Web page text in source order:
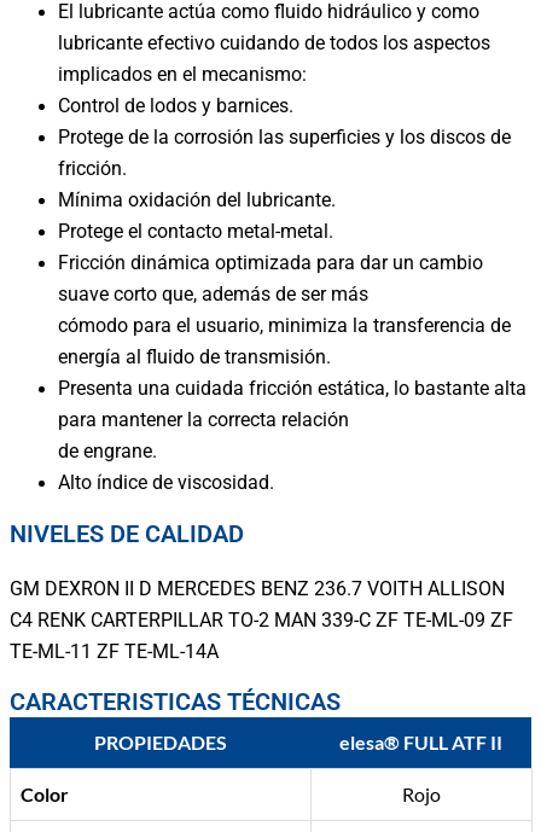
El lubricante actúa como fluido hidráulico y como
lubricante efectivo cuidando de todos los aspectos
implicados en el mecanismo:
Control de lodos y barnices.
Protege de la corrosión las superficies y los discos de
fricción.
Mínima oxidación del lubricante.
Protege el contacto metal-metal.
Fricción dinámica optimizada para dar un cambio
suave corto que, además de ser más
cómodo para el usuario, minimiza la transferencia de
energía al fluido de transmisión.
Presenta una cuidada fricción estática, lo bastante alta
para mantener la correcta relación
de engrane.
Alto índice de viscosidad.
NIVELES DE CALIDAD
GM DEXRON II D MERCEDES BENZ 236.7 VOITH ALLISON
C4 RENK CARTERPILLAR TO-2 MAN 339-C ZF TE-ML-09 ZF
TE-ML-11 ZF TE-ML-14A
CARACTERISTICAS TÉCNICAS
PROPIEDADES elesa® FULL ATF II
Color Rojo